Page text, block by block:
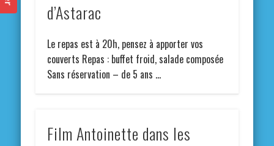
d’Astarac
Le repas est à 20h, pensez à apporter vos
couverts Repas : buffet froid, salade composée
Sans réservation – de 5 ans …
Film Antoinette dans les